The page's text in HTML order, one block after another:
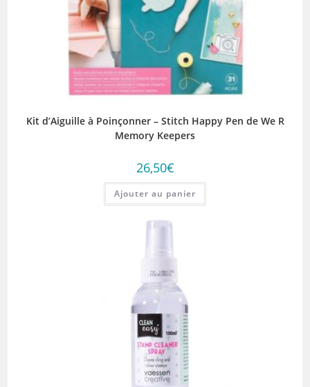
Kit d’Aiguille à Poinçonner – Stitch Happy Pen de We R
Memory Keepers
26,50€
Ajouter au panier